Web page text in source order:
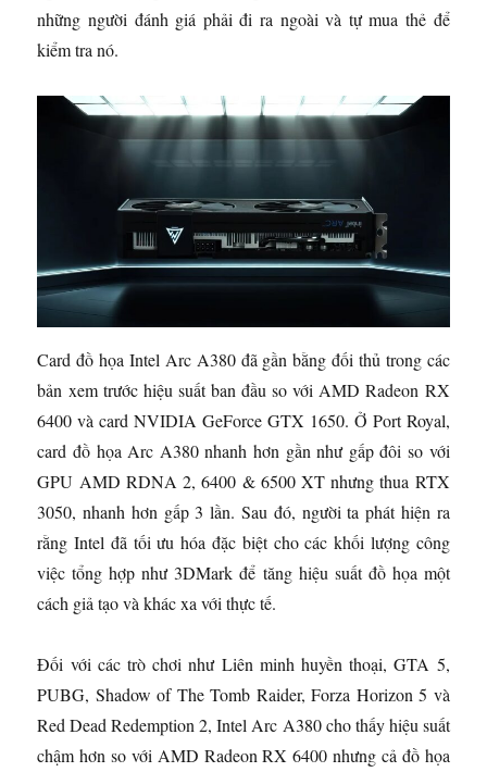
những người đánh giá phải đi ra ngoài và tự mua thẻ để
kiểm tra nó.
Card đồ họa Intel Arc A380 đã gần bằng đối thủ trong các
bản xem trước hiệu suất ban đầu so với AMD Radeon RX
6400 và card NVIDIA GeForce GTX 1650. Ở Port Royal,
card đồ họa Arc A380 nhanh hơn gần như gấp đôi so với
GPU AMD RDNA 2, 6400 & 6500 XT nhưng thua RTX
3050, nhanh hơn gấp 3 lần. Sau đó, người ta phát hiện ra
rằng Intel đã tối ưu hóa đặc biệt cho các khối lượng công
việc tổng hợp như 3DMark để tăng hiệu suất đồ họa một
cách giả tạo và khác xa với thực tế.
Đối với các trò chơi như Liên minh huyền thoại, GTA 5,
PUBG, Shadow of The Tomb Raider, Forza Horizon 5 và
Red Dead Redemption 2, Intel Arc A380 cho thấy hiệu suất
chậm hơn so với AMD Radeon RX 6400 nhưng cả đồ họa